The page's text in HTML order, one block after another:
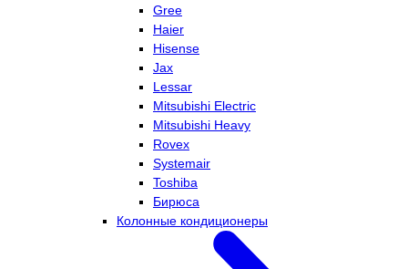
Gree
Haier
Hisense
Jax
Lessar
Mitsubishi Electric
Mitsubishi Heavy
Rovex
Systemair
Toshiba
Бирюса
Колонные кондиционеры